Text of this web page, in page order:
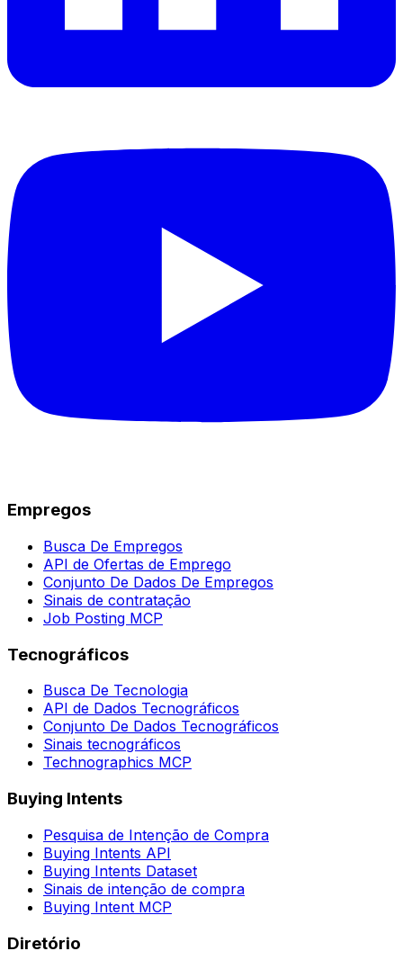
Empregos
Busca De Empregos
API de Ofertas de Emprego
Conjunto De Dados De Empregos
Sinais de contratação
Job Posting MCP
Tecnográficos
Busca De Tecnologia
API de Dados Tecnográficos
Conjunto De Dados Tecnográficos
Sinais tecnográficos
Technographics MCP
Buying Intents
Pesquisa de Intenção de Compra
Buying Intents API
Buying Intents Dataset
Sinais de intenção de compra
Buying Intent MCP
Diretório